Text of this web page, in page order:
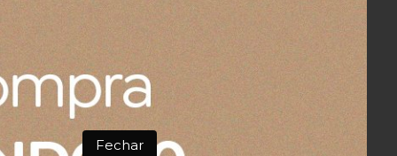
25 cm Garrafa para Azeite em Cerâmica Azul
Fechar